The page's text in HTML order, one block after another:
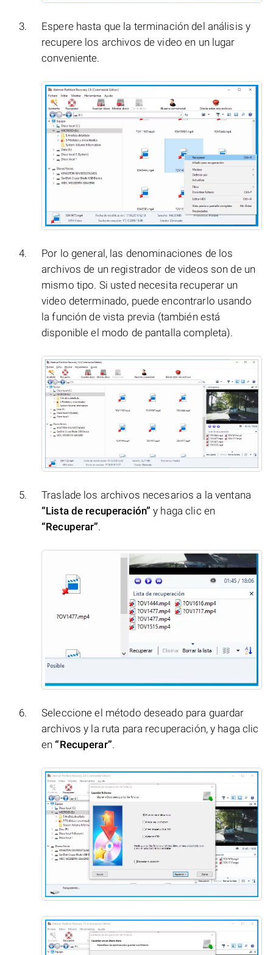
Espere hasta que la terminación del análisis y
recupere los archivos de video en un lugar
conveniente.
Por lo general, las denominaciones de los
archivos de un registrador de videos son de un
mismo tipo. Si usted necesita recuperar un
video determinado, puede encontrarlo usando
la función de vista previa (también está
disponible el modo de pantalla completa).
Traslade los archivos necesarios a la ventana
“Lista de recuperación” y haga clic en
“Recuperar”.
Seleccione el método deseado para guardar
archivos y la ruta para recuperación, y haga clic
en “Recuperar”.